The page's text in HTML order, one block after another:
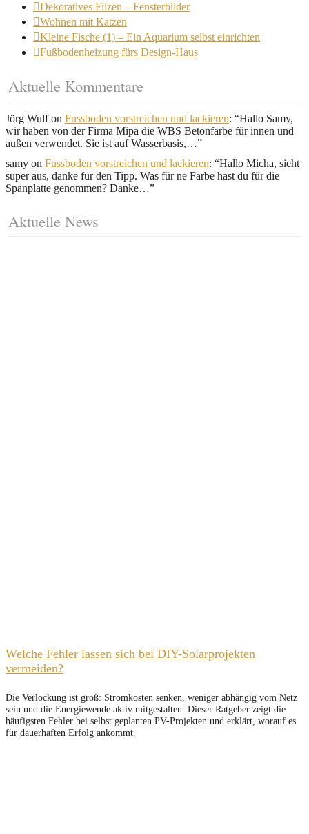
Dekoratives Filzen – Fensterbilder
Wohnen mit Katzen
Kleine Fische (1) – Ein Aquarium selbst einrichten
Fußbodenheizung fürs Design-Haus
Aktuelle Kommentare
Jörg Wulfon Fussboden vorstreichen und lackieren: “Hallo Samy,
wir haben von der Firma Mipa die WBS Betonfarbe für innen und
außen verwendet. Sie ist auf Wasserbasis,…”
samy on Fussboden vorstreichen und lackieren: “Hallo Micha, sieht
super aus, danke für den Tipp. Was für ne Farbe hast du für die
Spanplatte genommen? Danke…”
Aktuelle News
Welche Fehler lassen sich bei DIY-Solarprojekten
vermeiden?
Die Verlockung ist groß: Stromkosten senken, weniger abhängig vom Netz
sein und die Energiewende aktiv mitgestalten. Dieser Ratgeber zeigt die
häufigsten Fehler bei selbst geplanten PV-Projekten und erklärt, worauf es
für dauerhaften Erfolg ankommt.